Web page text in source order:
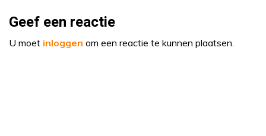
Geef een reactie
U moet inloggen om een reactie te kunnen plaatsen.